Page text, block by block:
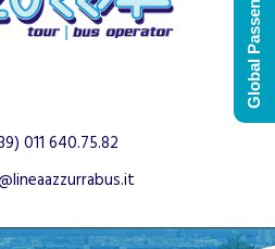
011 640.75.82